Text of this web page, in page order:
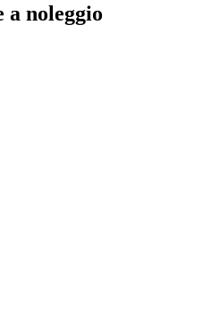
a noleggio